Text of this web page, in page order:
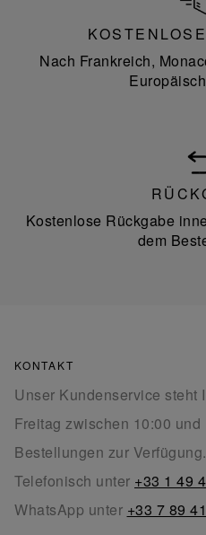
Nach Frankreich,
Kostenlose Rückgabe
dem
KONTAKT
Unser Kundenservice steht
Freitag zwischen 10:00
Bestellungen zur Verfügung.
Telefonisch unter +33 1 49
WhatsApp unter +33 7 89